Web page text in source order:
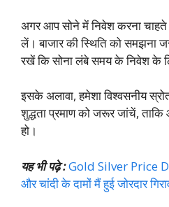
अगर आप सोने में निवेश करना
लें। बाजार की स्थिति को समझना
रखें कि सोना लंबे समय के निवेश के
इसके अलावा, हमेशा विश्वसनीय
शुद्धता प्रमाण को जरूर जांचें,
हो।
यह भी पढ़े :Gold Silver Price
और चांदी के दामों मैं हुई जोरदार